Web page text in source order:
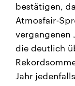
bestätigen,
Atmosfair-
vergangenen
die deutlich
Jahr